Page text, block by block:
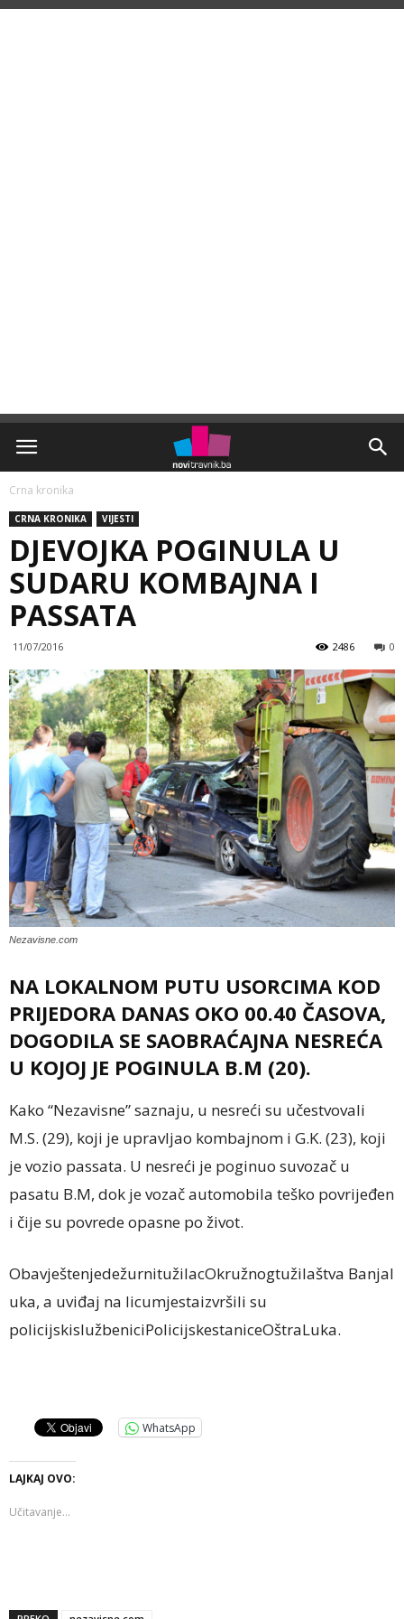
Crna kronika
CRNA KRONIKA VIJESTI
DJEVOJKA POGINULA U
SUDARU KOMBAJNA I
PASSATA
11/07/2016 0
2486
Nezavisne.com
NA LOKALNOM PUTU USORCIMA KOD
PRIJEDORA DANAS OKO 00.40 ČASOVA,
DOGODILA SE SAOBRAĆAJNA NESREĆA
U KOJOJ JE POGINULA B.M (20).
Kako “Nezavisne” saznaju, u nesreći su učestvovali
M.S. (29), koji je upravljao kombajnom i G.K. (23), koji
je vozio passata. U nesreći je poginuo suvozač u
pasatu B.M, dok je vozač automobila teško povrijeđen
i čije su povrede opasne po život.
ObavještenjedežurnitužilacOkružnogtužilaštva Banjal
uka, a uviđaj na licumjestaizvršili su
policijskislužbeniciPolicijskestaniceOštraLuka.
WhatsApp
LAJKAJ OVO:
Učitavanje...